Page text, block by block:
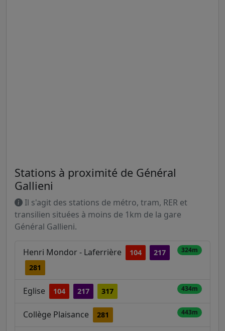
Stations à proximité de Général
Gallieni
Il s'agit des stations de métro, tram, RER et
transilien situées à moins de 1km de la gare
Général Gallieni.
Henri Mondor - Laferrière 104
217
281
324m
Eglise 104 217 317 434m
Collège Plaisance 281 443m